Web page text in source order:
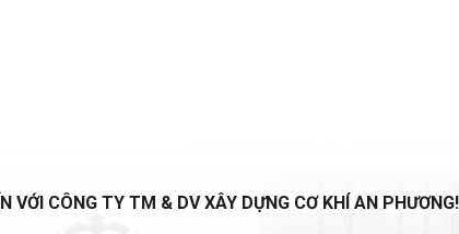
VỚI CÔNG TY TM & DV XÂY DỰNG CƠ KHÍ AN PHƯƠNG!